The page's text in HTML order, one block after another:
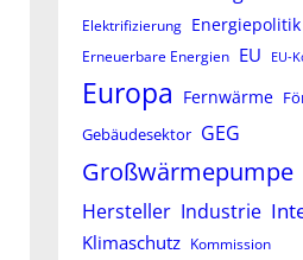
Elektrifizierung Energiepolitik
Erneuerbare Energien EU EU-
Europa Fernwärme
Gebäudesektor GEG
Großwärmepumpe
Hersteller Industrie
Klimaschutz Kommission